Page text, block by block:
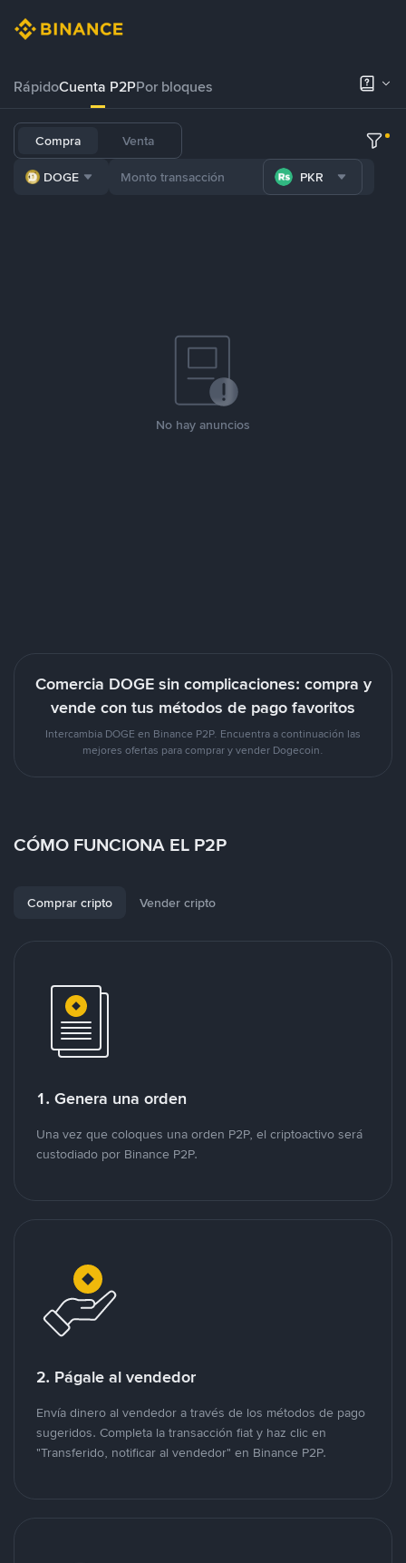
RápidoCuenta P2PPor bloques
Compra Venta
DOGE PKR
No hay anuncios
Comercia DOGE sin complicaciones: compra y
vende con tus métodos de pago favoritos
Intercambia DOGE en Binance P2P. Encuentra a continuación las
mejores ofertas para comprar y vender Dogecoin.
CÓMO FUNCIONA EL P2P
Comprar cripto Vender cripto
1. Genera una orden
Una vez que coloques una orden P2P, el criptoactivo será
custodiado por Binance P2P.
2. Págale al vendedor
Envía dinero al vendedor a través de los métodos de pago
sugeridos. Completa la transacción fiat y haz clic en
"Transferido, notificar al vendedor" en Binance P2P.